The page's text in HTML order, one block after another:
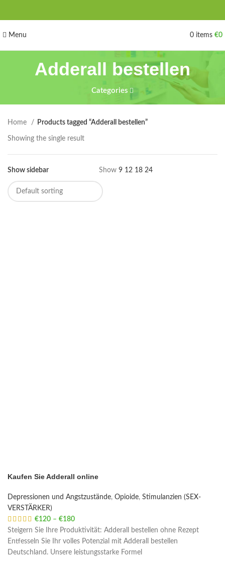
Menu 0 items €0
Adderall bestellen
Categories
Home Products tagged “Adderall bestellen”
Showing the single result
Show sidebar Show 9 12 18 24
Kaufen Sie Adderall online
Depressionen und Angstzustände, Opioide, Stimulanzien (SEX-
VERSTÄRKER)
€120 – €180
Steigern Sie Ihre Produktivität: Adderall bestellen ohne Rezept
Entfesseln Sie Ihr volles Potenzial mit Adderall bestellen
Deutschland. Unsere leistungsstarke Formel